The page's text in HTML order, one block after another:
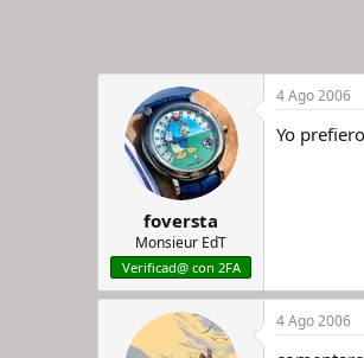
foversta
Monsieur EdT
Verificad@ con 2FA
4 Ago 2006
Yo
4 Ago 2006